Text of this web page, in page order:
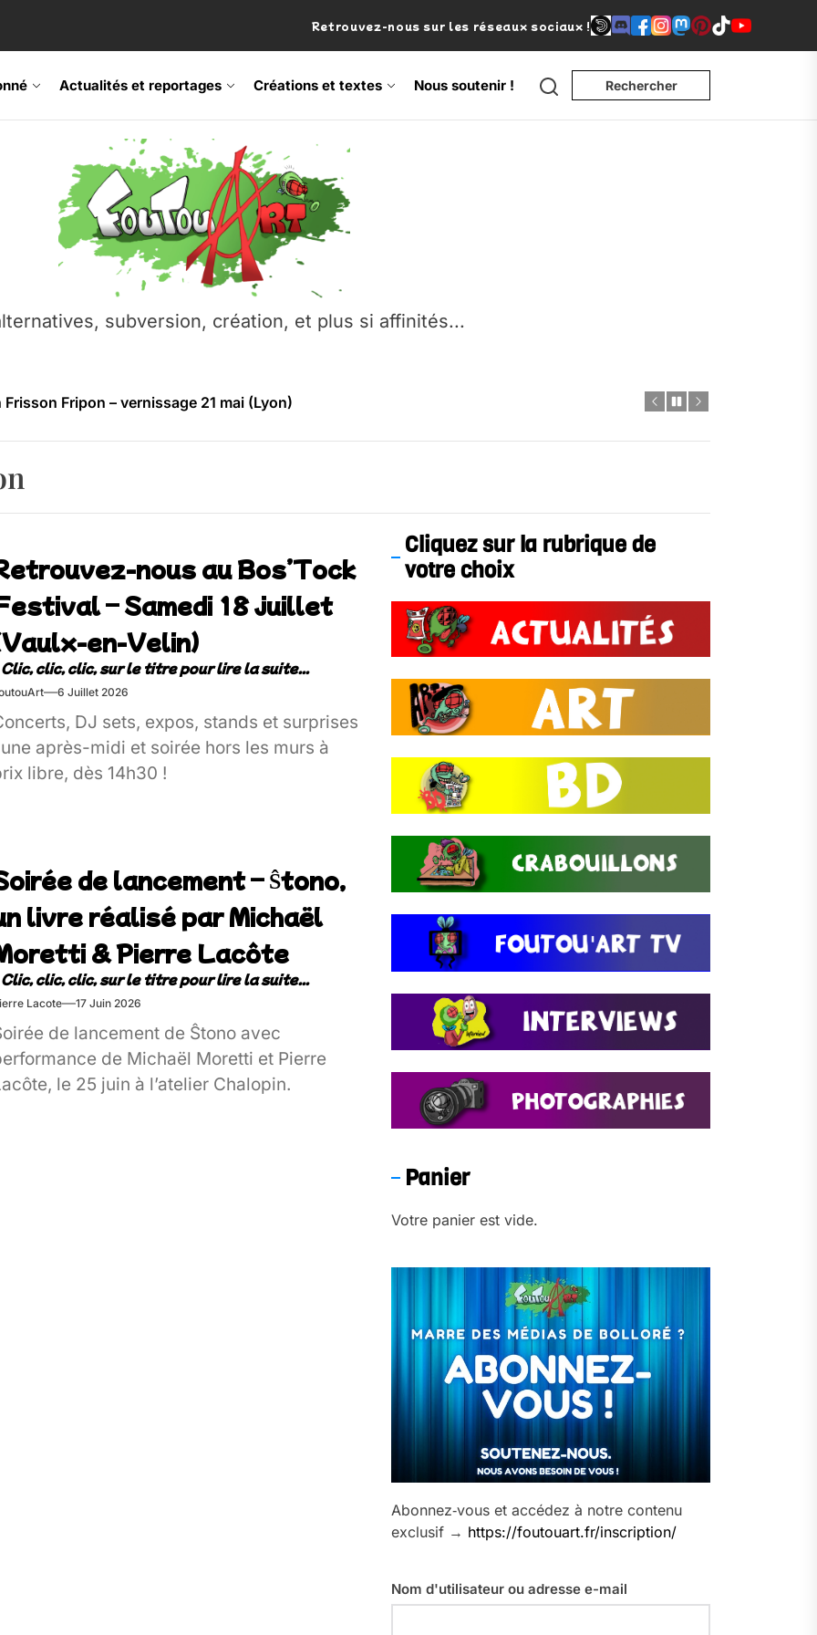
Retrouvez-nous sur les réseaux sociaux !
Actualités et reportages Créations et textes Nous soutenir ! Search Rechercher
subversion, création, et plus si affinités...
Fripon – vernissage 21 mai (Lyon)
Festival – Samedi 18 juillet (Vaulx-en-Velin)
Ŝtono, un livre réalisé par Michaël Moretti & Pierre Lacôte
contre l’A412 à l’Établi (Haute-Savoie)
Fripon – vernissage 21 mai (Lyon)
Festival – Samedi 18 juillet (Vaulx-en-Velin)
nous au Bos’Tock
– Samedi 18 juillet
en-Velin)
6 Juillet 2026
DJ sets, expos, stands et surprises
après-midi et soirée hors les murs à
libre, dès 14h30 !
de lancement – Ŝtono,
livre réalisé par Michaël
& Pierre Lacôte
Lacote 17 Juin 2026
de lancement de Ŝtono avec
de Michaël Moretti et Pierre
le 25 juin à l’atelier Chalopin.
Cliquez sur la rubrique de
votre choix
Panier
Votre panier est vide.
Abonnez‑vous et accédez à notre contenu
exclusif → https://foutouart.fr/inscription/
Nom d'utilisateur ou adresse e-mail